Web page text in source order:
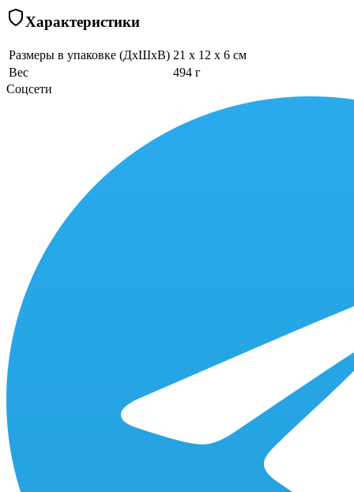
Характеристики
Размеры в упаковке (ДхШхВ) 21 x 12 x 6 см
Вес
494 г
Соцсети